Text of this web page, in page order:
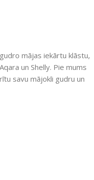
mājas iekārtu klāstu,
un Shelly. Pie mums
savu mājokli gudru un